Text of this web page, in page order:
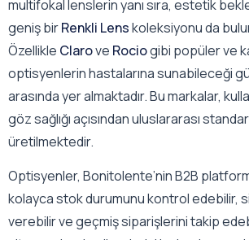
multifokal lenslerin yanı sıra, estetik
geniş birRenkli Lenskoleksiyonu da
Özellikle Clarove Rociogibi popüler ve
optisyenlerin hastalarına sunabileceği
arasında yer almaktadır. Bu markalar,
göz sağlığı açısından uluslararası
üretilmektedir.
Optisyenler, Bonitolente’nin B2B
kolayca stok durumunu kontrol edebilir,
verebilir ve geçmiş siparişlerini takip